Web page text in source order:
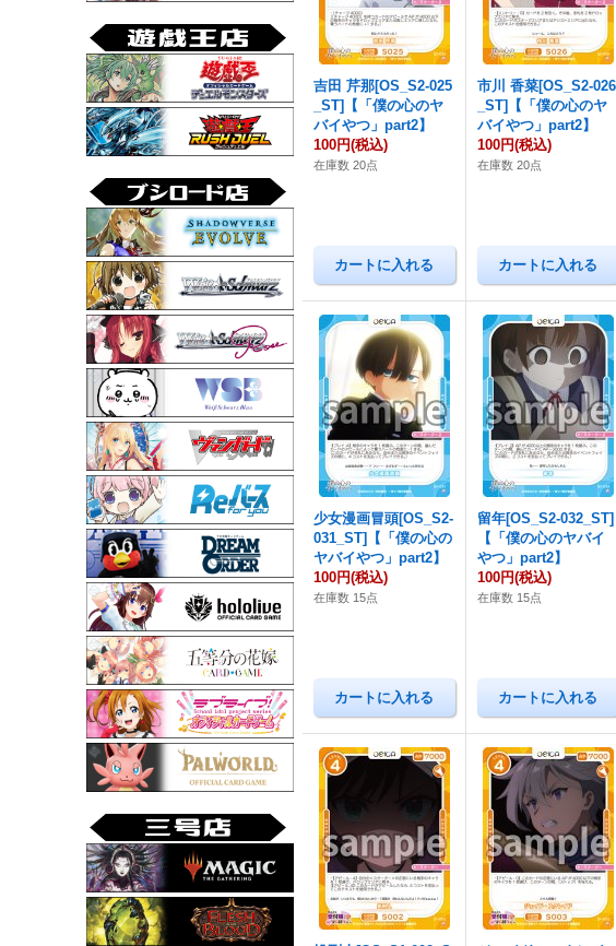
吉田 芹那[OS_S2-025
_ST]【「僕の心のヤ
バイやつ」part2】
100円(税込)
在庫数 20点
市川 香菜[OS_S2-026
_ST]【「僕の心のヤ
バイやつ」part2】
100円(税込)
在庫数 20点
少女漫画冒頭[OS_S2-
031_ST]【「僕の心の
ヤバイやつ」part2】
100円(税込)
在庫数 15点
留年[OS_S2-032_ST]
【「僕の心のヤバイ
やつ」part2】
100円(税込)
在庫数 15点